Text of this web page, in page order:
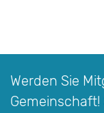
Werden Sie